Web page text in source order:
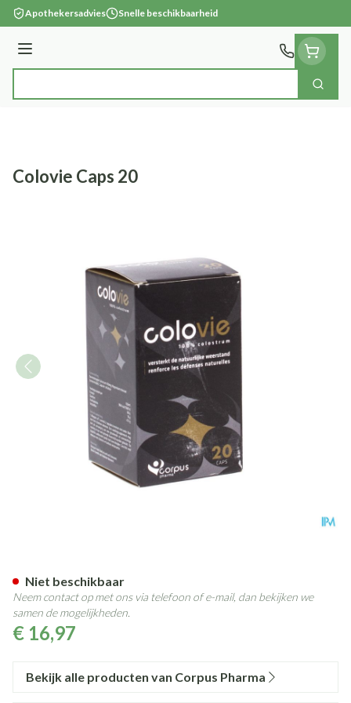
Ga naar de inhoud
Apothekersadvies Snelle beschikbaarheid
Menu
Zoek
Colovie Caps 20
€ 16,97
Niet beschikbaar
Neem contact op met ons via telefoon of e-mail, dan bekijken we
samen de mogelijkheden.
Bekijk alle producten van Corpus Pharma